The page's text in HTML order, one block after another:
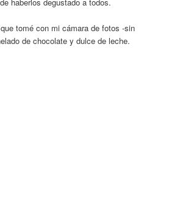
tomé con mi cámara de fotos -sin
de chocolate y dulce de leche.